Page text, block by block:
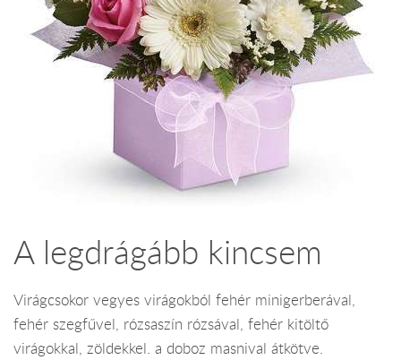
A legdrágább kincsem
Virágcsokor vegyes virágokból fehér minigerberával,
fehér szegfűvel, rózsaszín rózsával, fehér kitöltő
virágokkal, zöldekkel. a doboz masnival átkötve.